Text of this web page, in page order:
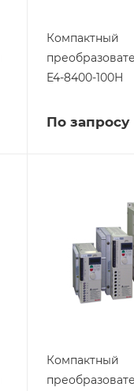
Компактный
E4-8400-100Н
По запросу
Компактный